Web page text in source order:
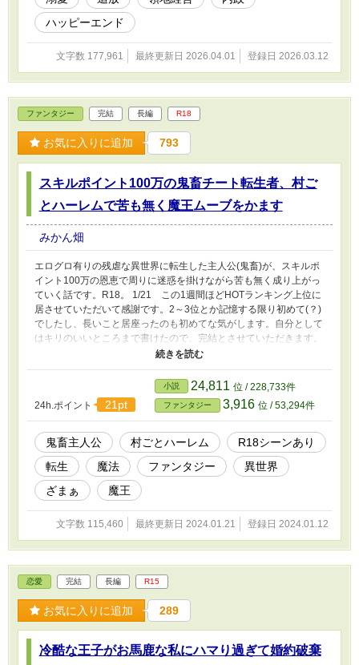
ハッピーエンド
文字数 177,961 最終更新日 2026.04.01 登録日 2026.03.12
ファンタジー 完結 長編 R18
お気に入りに追加 793
スキルポイント100万の鬼畜チート転生者、村ご
とハーレムで苦も無く魔王ムーブをかます
みかん畑
エログロ有りの残虐な異世界に転生した主人公(鬼畜)が、スキルポ
イント100万の恩恵で周りに迷惑を掛けながら苦も無く成り上がっ
ていく話です。R18。 1/21 この1週間ほどHOTランキング上位に
居させていただいて感謝です。2～3位とか記憶する限り初めて(？)
でしたし、長いこと居座ったのも初めてな気がします。自分として
はキリのいいところまで書けたので、完結とさせていただきます。
思った以上の方に読んでいただけて本当に感謝です。要望とかあれ
24h.ポイント 21pt
小説 24,811 位 / 228,733件
ファンタジー 3,916 位 / 53,294件
鬼畜主人公 村ごとハーレム
R18シーンあり
転生
魔法 ファンタジー
異世界
ざまぁ
魔王
文字数 115,460 最終更新日 2024.01.21 登録日 2024.01.12
恋愛 完結 長編 R15
お気に入りに追加 289
冷酷な王子がお馬鹿な私にハマり過ぎて婚約破棄